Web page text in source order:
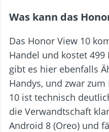
Was kann das
Das Honor View 10
Handel und kostet 499
gibt es hier ebenfalls
Handys, und zwar zum
10 ist technisch
die Verwandtschaft
Android 8 (Oreo) und